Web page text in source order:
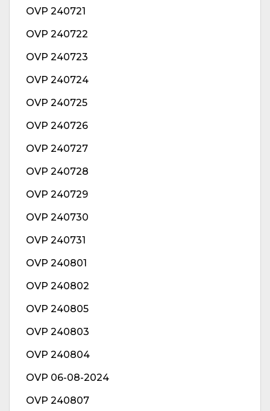
OVP 240721
OVP 240722
OVP 240723
OVP 240724
OVP 240725
OVP 240726
OVP 240727
OVP 240728
OVP 240729
OVP 240730
OVP 240731
OVP 240801
OVP 240802
OVP 240805
OVP 240803
OVP 240804
OVP 06-08-2024
OVP 240807